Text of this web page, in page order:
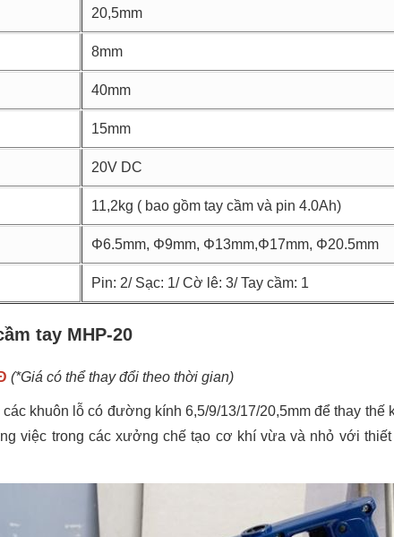
20,5mm
8mm
40mm
15mm
20V DC
11,2kg ( bao gồm tay cầm và pin 4.0Ah)
Φ6.5mm, Φ9mm, Φ13mm,Φ17mm, Φ20.5mm
Pin: 2/ Sạc: 1/ Cờ lê: 3/ Tay cầm: 1
tay MHP-20
(*Giá có thể thay đổi theo thời gian)
các khuôn lỗ có đường kính 6,5/9/13/17/20,5mm để thay thế
việc trong các xưởng chế tạo cơ khí vừa và nhỏ với